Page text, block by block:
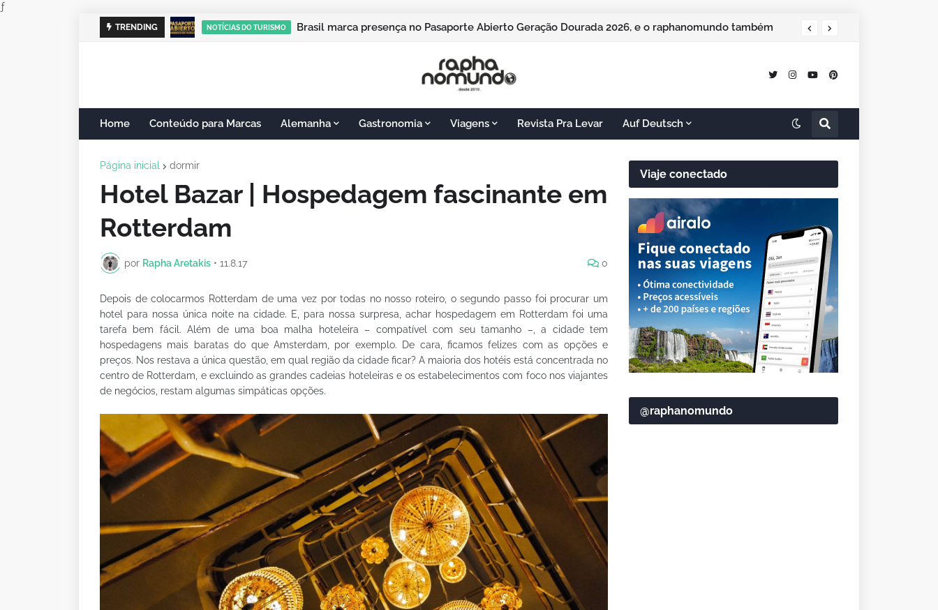
ƒ
TRENDING NOTÍCIAS DO TURISMO Campos do Jordão vai sediar o Pasaporte Abierto 2026 com edição especial de Natal
Home Conteúdo para Marcas Alemanha Gastronomia Viagens Revista Pra Levar Auf Deutsch
Página inicial dormir
Hotel Bazar | Hospedagem fascinante em
Rotterdam
por Rapha Aretakis • 11.8.17 0
Depois de colocarmos Rotterdam de uma vez por todas no nosso roteiro, o segundo passo foi procurar um
hotel para nossa única noite na cidade. E, para nossa surpresa, achar hospedagem em Rotterdam foi uma
tarefa bem fácil. Além de uma boa malha hoteleira – compatível com seu tamanho –, a cidade tem
hospedagens mais baratas do que Amsterdam, por exemplo. De cara, ficamos felizes com as opções e
preços. Nos restava a única questão, em qual região da cidade ficar? A maioria dos hotéis está concentrada no
centro de Rotterdam, e excluindo as grandes cadeias hoteleiras e os estabelecimentos com foco nos viajantes
de negócios, restam algumas simpáticas opções.
Viaje conectado
@raphanomundo